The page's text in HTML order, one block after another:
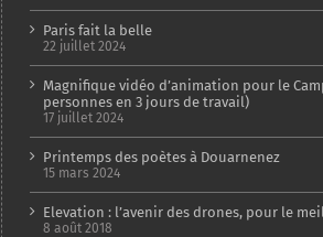
Paris fait la belle
22 juillet 2024
Magnifique vidéo d’animation pour le
personnes en 3 jours de travail)
17 juillet 2024
Printemps des poètes à Douarnenez
15 mars 2024
Elevation : l’avenir des drones, pour le
8 août 2018